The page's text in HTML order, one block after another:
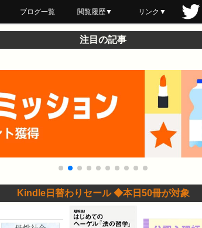
ブログ一覧 閲覧履歴▼
最近読んだ
あとで読む
ブックマーク
リンク▼
注目の記事
Kindle日替わりセール ◆本日50冊が対象